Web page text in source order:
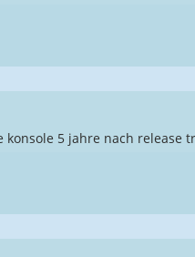
konsole 5 jahre nach